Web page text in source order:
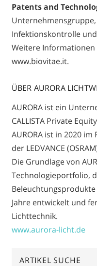
Patents and
Infektionskontrolle
Weitere
www.biovitae.it.
ÜBER AURORA
AURORA ist ein
CALLISTA Private
AURORA ist in 2020
der LEDVANCE
Die Grundlage von
Technologieportfolio,
Jahre entwickelt und
Lichttechnik.
www.aurora-licht.de
ARTIKEL SUCHE